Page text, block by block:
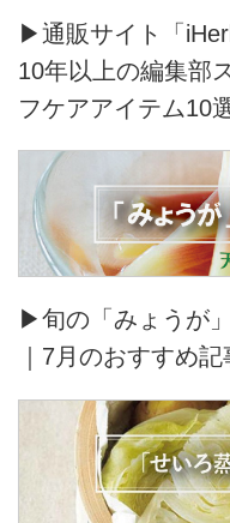
▶通販サイト「
10年以上の編集部
フケアアイテム10
▶旬の「みょうが
｜7月のおすすめ記